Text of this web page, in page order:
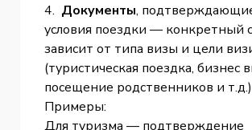
4. Документы,
условия поездки — конкретный
зависит от типа визы и цели
(туристическая поездка, бизнес
посещение родственников и
Примеры:
Для туризма — подтверждение